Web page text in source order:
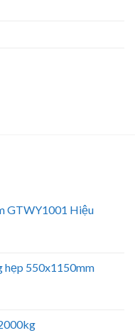
GTWY1001 Hiệu
hẹp 550x1150mm